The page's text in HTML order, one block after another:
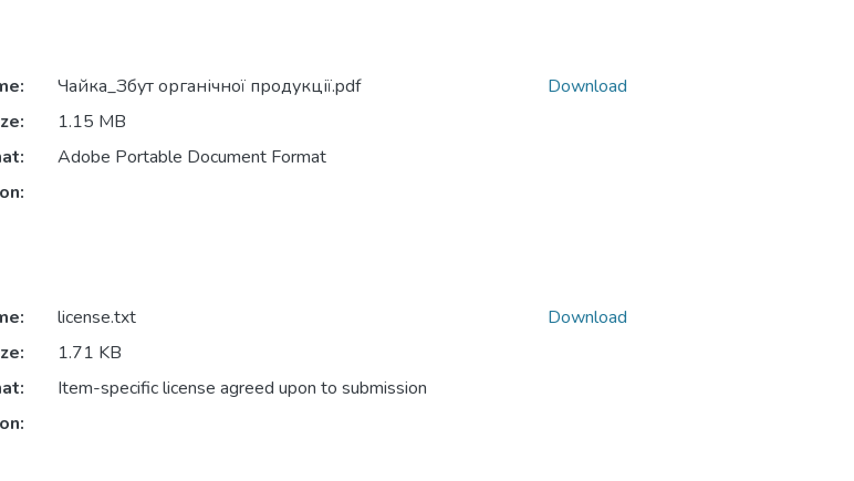
Чайка_Збут органічної продукції.pdf
1.15 MB
Adobe Portable Document Format
Download
license.txt
1.71 KB
Item-specific license agreed upon to submission
Download